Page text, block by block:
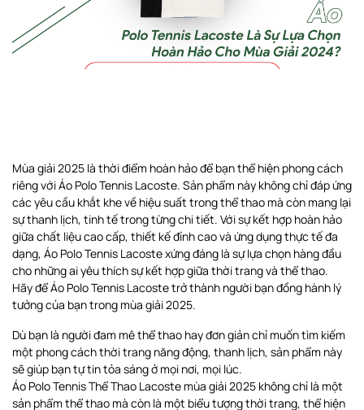
Mùa giải 2025 là thời điểm hoàn hảo để bạn thể hiện phong cách
riêng với Áo Polo Tennis Lacoste. Sản phẩm này không chỉ đáp ứng
các yêu cầu khắt khe về hiệu suất trong thể thao mà còn mang lại
sự thanh lịch, tinh tế trong từng chi tiết. Với sự kết hợp hoàn hảo
giữa chất liệu cao cấp, thiết kế đỉnh cao và ứng dụng thực tế đa
dạng, Áo Polo Tennis Lacoste xứng đáng là sự lựa chọn hàng đầu
cho những ai yêu thích sự kết hợp giữa thời trang và thể thao.
Hãy để Áo Polo Tennis Lacoste trở thành người bạn đồng hành lý
tưởng của bạn trong mùa giải 2025.
Dù bạn là người đam mê thể thao hay đơn giản chỉ muốn tìm kiếm
một phong cách thời trang năng động, thanh lịch, sản phẩm này
sẽ giúp bạn tự tin tỏa sáng ở mọi nơi, mọi lúc.
Áo Polo Tennis Thể Thao Lacoste mùa giải 2025 không chỉ là một
sản phẩm thể thao mà còn là một biểu tượng thời trang, thể hiện